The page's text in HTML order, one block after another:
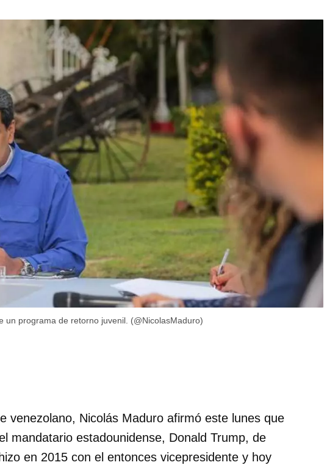
un programa de retorno juvenil. (@NicolasMaduro)
venezolano, Nicolás Maduro afirmó este lunes que
mandatario estadounidense, Donald Trump, de
en 2015 con el entonces vicepresidente y hoy